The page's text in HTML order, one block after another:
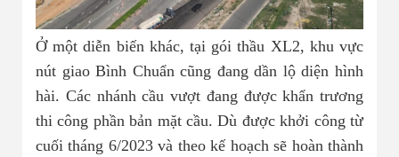
Ở một diễn biến khác, tại gói thầu XL2, khu vực
nút giao Bình Chuẩn cũng đang dần lộ diện hình
hài. Các nhánh cầu vượt đang được khẩn trương
thi công phần bản mặt cầu. Dù được khởi công từ
cuối tháng 6/2023 và theo kế hoạch sẽ hoàn thành